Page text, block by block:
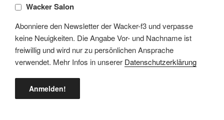
Wacker Salon
Abonniere den Newsletter der Wacker-f3 und verpasse
keine Neuigkeiten. Die Angabe Vor- und Nachname ist
freiwillig und wird nur zu persönlichen Ansprache
verwendet. Mehr Infos in unserer Datenschutzerklärung